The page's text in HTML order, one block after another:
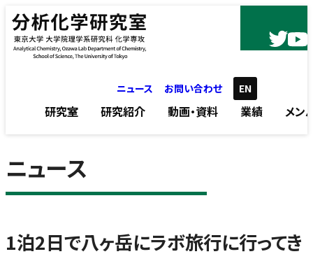
内容をスキップ
ニュース お問い合わせ EN
研究室 研究紹介 動画・資料 業績 メン
ニュース
1泊2日で八ヶ岳にラボ旅行に行ってき